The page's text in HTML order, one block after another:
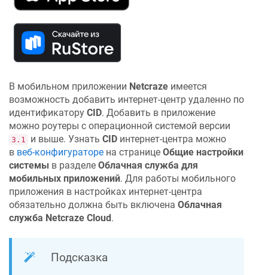
В мобильном приложении Netcraze имеется
возможность добавить интернет-центр удаленно по
идентификатору CID. Добавить в приложение
можно роутеры c операционной системой версии
3.1 и выше. Узнать CID интернет-центра можно
в веб-конфигураторе на странице Общие настройки
системы в разделе Облачная служба для
мобильных приложений. Для работы мобильного
приложения в настройках интернет-центра
обязательно должна быть включена Облачная
служба Netcraze Cloud.
Подсказка